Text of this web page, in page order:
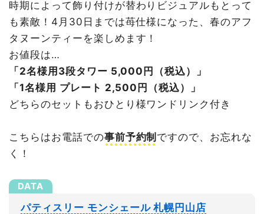
時期によって飾り付けが替わりビジュアルもとって
も素敵！4月30日までは苺仕様になった、春のアフ
タヌーンティーを楽しめます！
お値段は…
「2名様用3段タワー 5,000円（税込）」
「1名様用 プレート 2,500円（税込）」
どちらのセットもおひとり様ワンドリンク付き
こちらはお電話での事前予約制 ですので、お忘れな
く！
パティスリー モンシェール 札幌円山店